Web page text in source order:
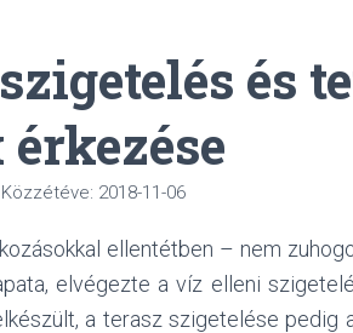
és
Közzétéve: 2018-11-06
ellentétben – nem
elvégezte a víz elleni
a terasz szigetelése pedig